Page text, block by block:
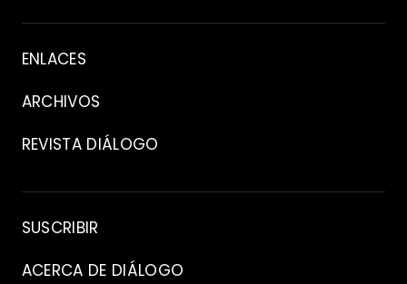
Acerca
de
ENLACES
ARCHIVOS
REVISTA DIÁLOGO
Archivo
SUSCRIBIR
ACERCA DE DIÁLOGO